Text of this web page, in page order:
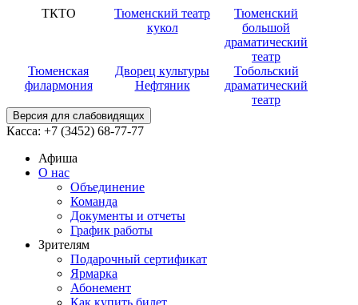
ТКТО
Тюменский театр
кукол
Тюменский
большой
драматический
театр
Тюменская
филармония
Дворец культуры
Нефтяник
Тобольский
драматический
театр
Версия для слабовидящих
Касса: +7 (3452) 68-77-77
Афиша
О нас
Объединение
Команда
Документы и отчеты
График работы
Зрителям
Подарочный сертификат
Ярмарка
Абонемент
Как купить билет